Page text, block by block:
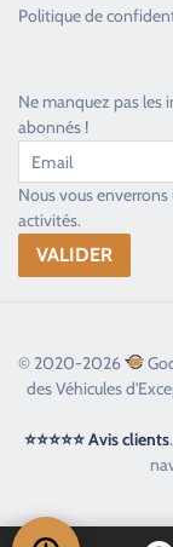
Politique de
Ne manquez pas les
abonnés !
Nous vous
activités.
© 2020-2026
des Véhicules
⭐⭐⭐⭐⭐ Avis clients